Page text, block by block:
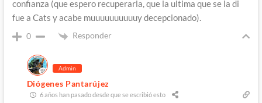
confianza (que espero recuperarla, que la ultima que se la di
fue a Cats y acabe muuuuuuuuuuy decepcionado).
0 Responder
Admin
Diógenes Pantarújez
6 años han pasado desde que se escribió esto